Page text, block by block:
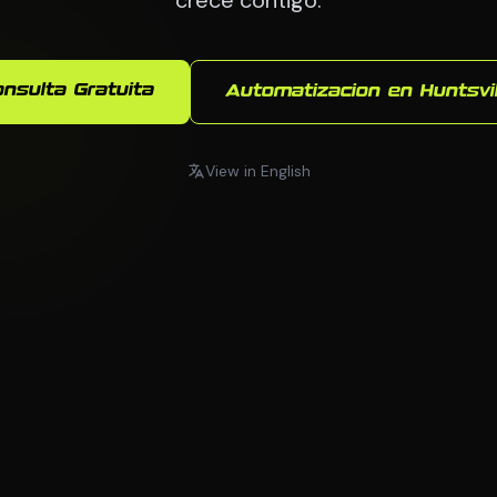
Gratuita Automatizacion en
View in English